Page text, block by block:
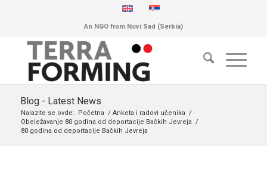
An NGO from Novi Sad (Serbia)
Blog - Latest News
Nalazite se ovde: Početna / Anketa i radovi učenika /
Obeležavanje 80 godina od deportacije Bačkih Jevreja /
80 godina od deportacije Bačkih Jevreja